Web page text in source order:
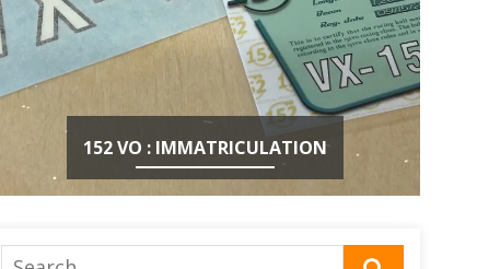
152 VO : IMMATRICULATION
Search